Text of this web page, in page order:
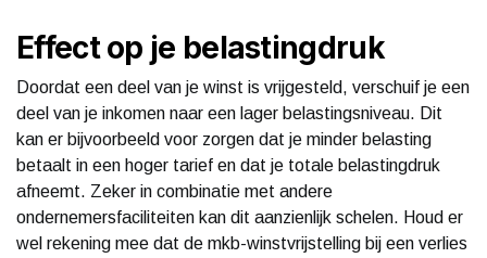
Effect op je belastingdruk
Doordat een deel van je winst is vrijgesteld, verschuif je een
deel van je inkomen naar een lager belastingsniveau. Dit
kan er bijvoorbeeld voor zorgen dat je minder belasting
betaalt in een hoger tarief en dat je totale belastingdruk
afneemt. Zeker in combinatie met andere
ondernemersfaciliteiten kan dit aanzienlijk schelen. Houd er
wel rekening mee dat de mkb-winstvrijstelling bij een verlies